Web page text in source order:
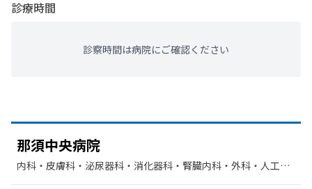
診療時間
診察時間は病院にご確認ください
那須中央病院
内科・​皮膚科・​泌尿器科・​消化器科・​腎臓内科・外科・​人工透